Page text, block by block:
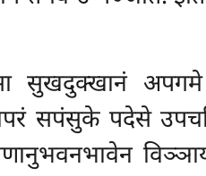
सुखदुक्खानं अपगमे
सपंसुके पदेसे